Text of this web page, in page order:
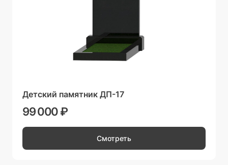
Детский памятник ДП-17
99 000 ₽
Смотреть